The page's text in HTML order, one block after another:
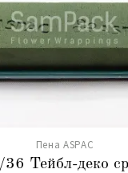
Пена ASPAC
Тейбл-деко